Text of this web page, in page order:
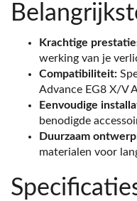
Krachtige
werking van je
Compatibiliteit:
Advance EG8 X/V
Eenvoudige
benodigde
Duurzaam
materialen voor